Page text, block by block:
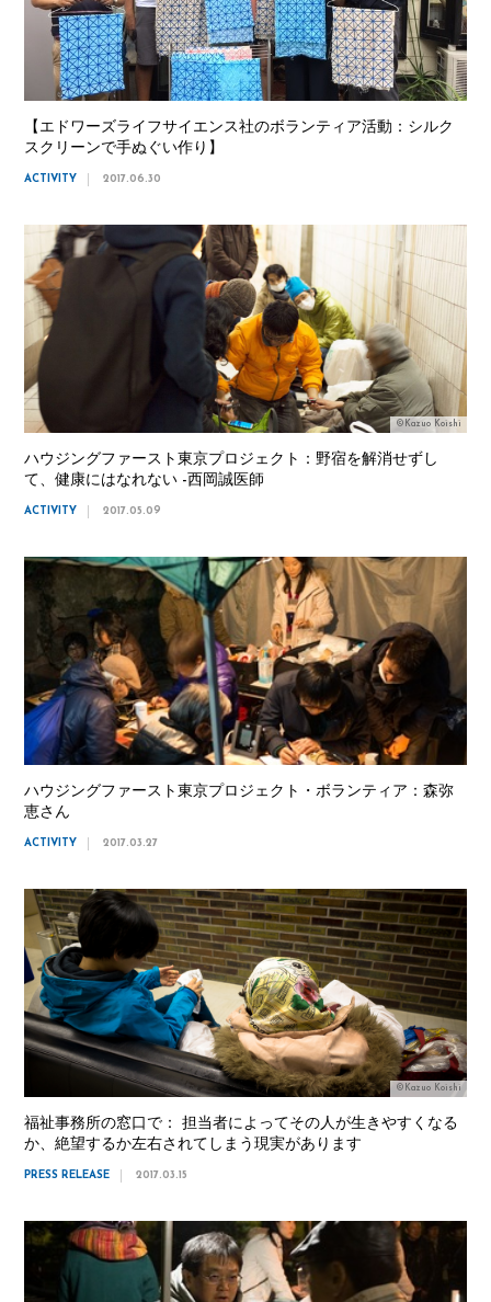
【エドワーズライフサイエンス社のボランティア活動：シルク
スクリーンで手ぬぐい作り】
ACTIVITY 2017.06.30
©Kazuo Koishi
ハウジングファースト東京プロジェクト：野宿を解消せずし
て、健康にはなれない -西岡誠医師
ACTIVITY 2017.05.09
ハウジングファースト東京プロジェクト・ボランティア：森弥
恵さん
ACTIVITY 2017.03.27
©Kazuo Koishi
福祉事務所の窓口で： 担当者によってその人が生きやすくなる
か、絶望するか左右されてしまう現実があります
PRESS RELEASE 2017.03.15